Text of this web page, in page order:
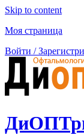
Skip to content
Моя страница
Войти /